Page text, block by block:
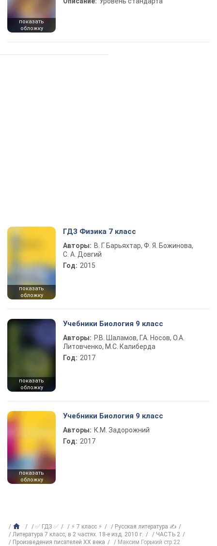
показать
обложку
показать
обложку
ГДЗ Физика 7 класс
Авторы: В. Г. Барьяхтар, Ф. Я. Божинова,
С. А. Довгий
Год: 2015
показать
обложку
Учебники Биология 9 класс
Авторы: Р.В. Шаламов, Г.А. Носов, О.А.
Литовченко, М.С. Калиберда
Год: 2017
показать
обложку
Учебники Биология 9 класс
Авторы: К.М. Задорожний
Год: 2017
✅ ГДЗ ✅ ⚡ 7 класс ⚡
Русская литература ✍
Литература 7 класс, в 2 частях. 18-е изд. 2010 г.
ЧАСТЬ 2
Произвeдения писателей XX века
Максим Горький стр.22